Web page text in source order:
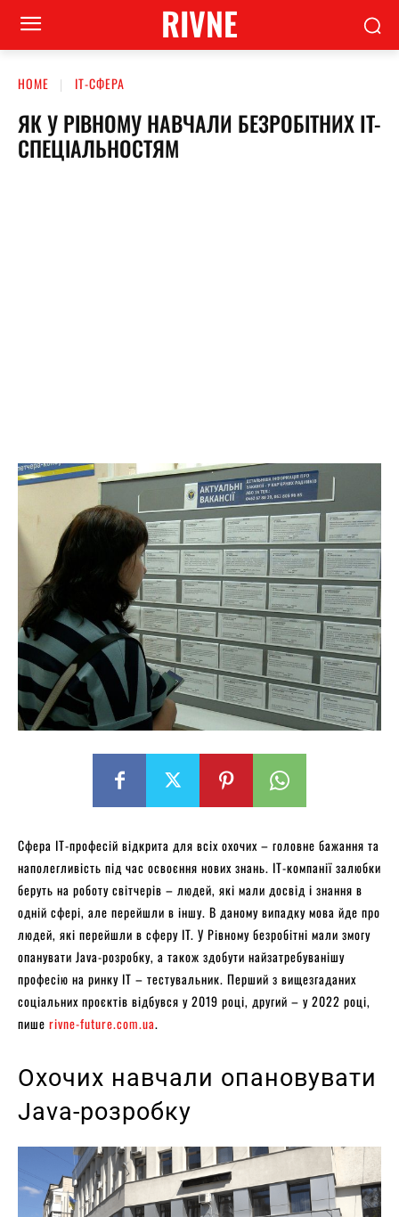
RIVNE
HOME ІТ-СФЕРА
ЯК У РІВНОМУ НАВЧАЛИ БЕЗРОБІТНИХ IT-
СПЕЦІАЛЬНОСТЯМ
Сфера IT-професій відкрита для всіх охочих – головне бажання та
наполегливість під час освоєння нових знань. IT-компанії залюбки
беруть на роботу світчерів – людей, які мали досвід і знання в
одній сфері, але перейшли в іншу. В даному випадку мова йде про
людей, які перейшли в сферу IT. У Рівному безробітні мали змогу
опанувати Java-розробку, а також здобути найзатребуванішу
професію на ринку IT – тестувальник. Перший з вищезгаданих
соціальних проєктів відбувся у 2019 році, другий – у 2022 році,
пише rivne-future.com.ua.
Охочих навчали опановувати
Java-розробку